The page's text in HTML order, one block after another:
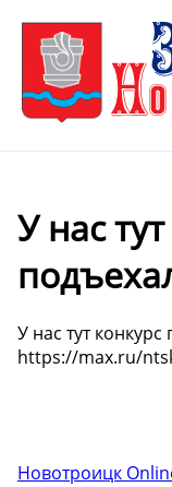
У нас
У нас тут конкурс
https://max.ru/
Новотроицк